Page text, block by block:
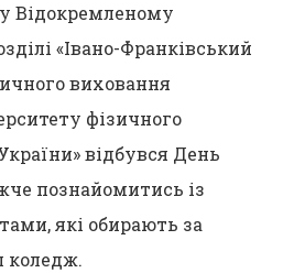
Відокремленому
«Івано-Франківський
виховання
фізичного
відбувся День
познайомитись із
які обирають за
коледж.